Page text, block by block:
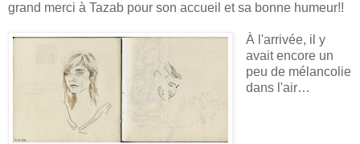
grand merci à Tazab pour son accueil et sa bonne humeur!!
À l'arrivée, il y
avait encore un
peu de mélancolie
dans l'air…